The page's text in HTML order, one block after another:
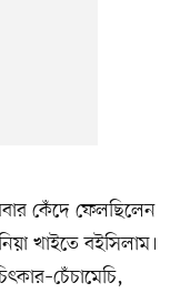
কেঁদে ফেলছিলেন
খাইতে বইসিলাম।